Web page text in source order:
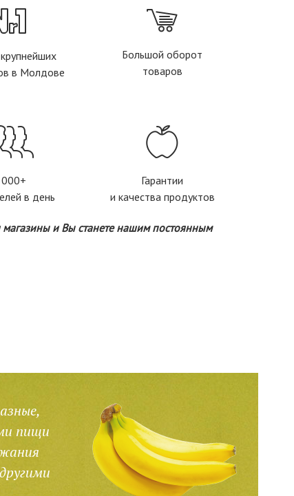
в Молдове
Большой оборот
товаров
в день
Гарантии
и качества продуктов
магазины и Вы станете нашим постоянным
пищи